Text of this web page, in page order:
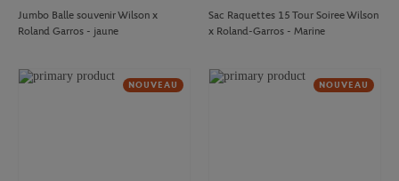
Jumbo Balle souvenir Wilson x
Roland Garros - jaune
Sac Raquettes 15 Tour Soiree Wilson
x Roland-Garros - Marine
NOUVEAU NOUVEAU